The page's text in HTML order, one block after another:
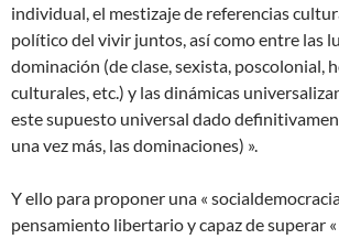
individual, el mestizaje de referencias
político del vivir juntos, así como entre las
dominación (de clase, sexista, poscolonial,
culturales, etc.) y las dinámicas
este supuesto universal dado
una vez más, las dominaciones) ».
Y ello para proponer una «
pensamiento libertario y capaz de superar